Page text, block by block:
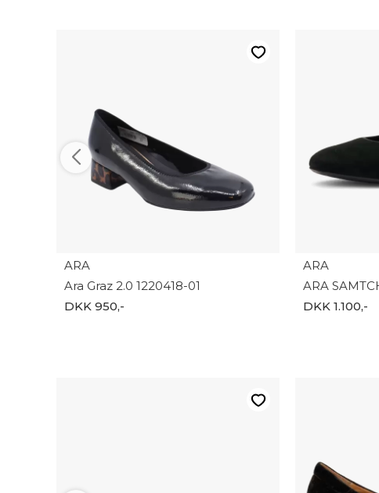
ARA
Ara Graz 2.0 1220418-01
DKK 950,-
ARA
ARA
DKK 1.100,-